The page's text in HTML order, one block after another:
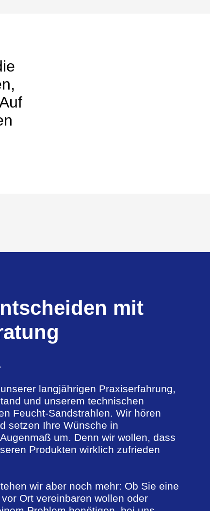
mit
langjährigen Praxiserfahrung,
und unserem technischen
Feucht-Sandstrahlen. Wir hören
setzen Ihre Wünsche in
um. Denn wir wollen, dass
Produkten wirklich zufrieden
wir aber noch mehr: Ob Sie eine
Ort vereinbaren wollen oder